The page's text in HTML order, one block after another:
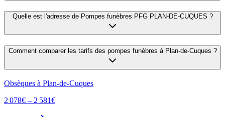
Quelle est l'adresse de Pompes funèbres PFG PLAN-DE-CUQUES ?
Comment comparer les tarifs des pompes funèbres à Plan-de-Cuques ?
Obsèques à Plan-de-Cuques
2 078€ – 2 581€